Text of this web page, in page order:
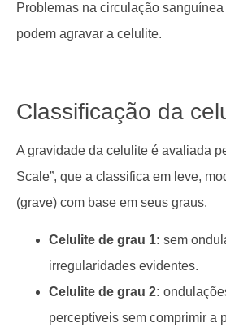
Problemas na circulação
podem agravar a celulite.
Classificação da
A gravidade da celulite é avaliada
Scale”, que a classifica em leve,
(grave) com base em seus graus.
Celulite de grau 1: sem
irregularidades evidentes.
Celulite de grau 2:
perceptíveis sem comprimir a